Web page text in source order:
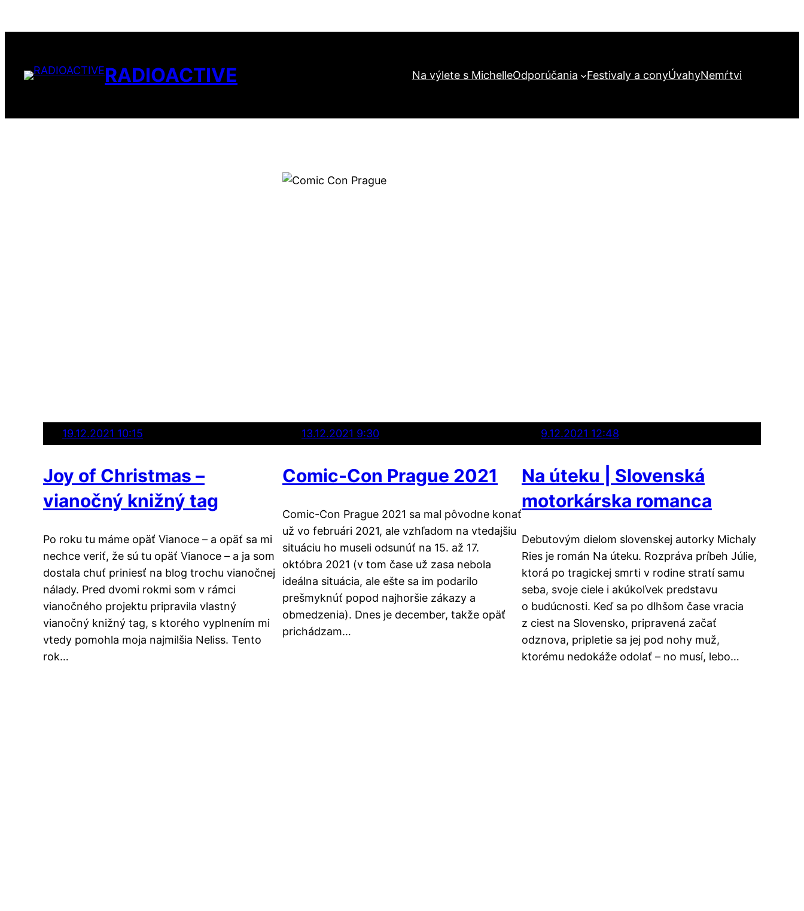
na
RADIOACTIVE Na výlete s MichelleOdporúčania Festivaly a conyÚvahyNemŕtvi
19.12.2021 10:15
Joy of Christmas –
vianočný knižný tag
Po roku tu máme opäť Vianoce – a opäť sa mi
nechce veriť, že sú tu opäť Vianoce – a ja som
dostala chuť priniesť na blog trochu vianočnej
nálady. Pred dvomi rokmi som v rámci
vianočného projektu pripravila vlastný
vianočný knižný tag, s ktorého vyplnením mi
vtedy pomohla moja najmilšia Neliss. Tento
rok…
13.12.2021 9:30
Comic-Con Prague 2021
Comic-Con Prague 2021 sa mal pôvodne konať
už vo februári 2021, ale vzhľadom na vtedajšiu
situáciu ho museli odsunúť na 15. až 17.
októbra 2021 (v tom čase už zasa nebola
ideálna situácia, ale ešte sa im podarilo
prešmyknúť popod najhoršie zákazy a
obmedzenia). Dnes je december, takže opäť
prichádzam…
9.12.2021 12:48
Na úteku | Slovenská
motorkárska romanca
Debutovým dielom slovenskej autorky Michaly
Ries je román Na úteku. Rozpráva príbeh Júlie,
ktorá po tragickej smrti v rodine stratí samu
seba, svoje ciele i akúkoľvek predstavu
o budúcnosti. Keď sa po dlhšom čase vracia
z ciest na Slovensko, pripravená začať
odznova, pripletie sa jej pod nohy muž,
ktorému nedokáže odolať – no musí, lebo…